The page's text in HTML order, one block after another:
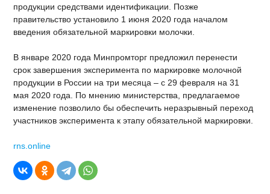
продукции средствами идентификации. Позже
правительство установило 1 июня 2020 года началом
введения обязательной маркировки молочки.
В январе 2020 года Минпромторг предложил перенести
срок завершения эксперимента по маркировке молочной
продукции в России на три месяца – с 29 февраля на 31
мая 2020 года. По мнению министерства, предлагаемое
изменение позволило бы обеспечить неразрывный переход
участников эксперимента к этапу обязательной маркировки.
rns.online